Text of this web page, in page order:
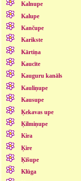
Kalnupe
Kalupe
Kančupe
Karikste
Kārtiņa
Kaucīte
Kauguru kanāls
Kauliņupe
Kausupe
Ķekavas upe
Ķilmiņupe
Kira
Ķire
Ķīšupe
Klūga